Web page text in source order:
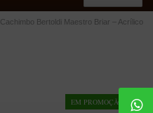
Cachimbo Bertoldi Maestro Briar – Acrílico
EM PROMOÇÃO!